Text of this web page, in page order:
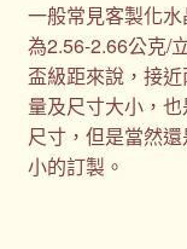
一般常見客製化
為2.56-2.66公克/
盃級距來說，接
量及尺寸大小，
尺寸，但是當然
小的訂製。